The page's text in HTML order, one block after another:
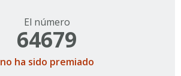
El número
64679
no ha sido premiado